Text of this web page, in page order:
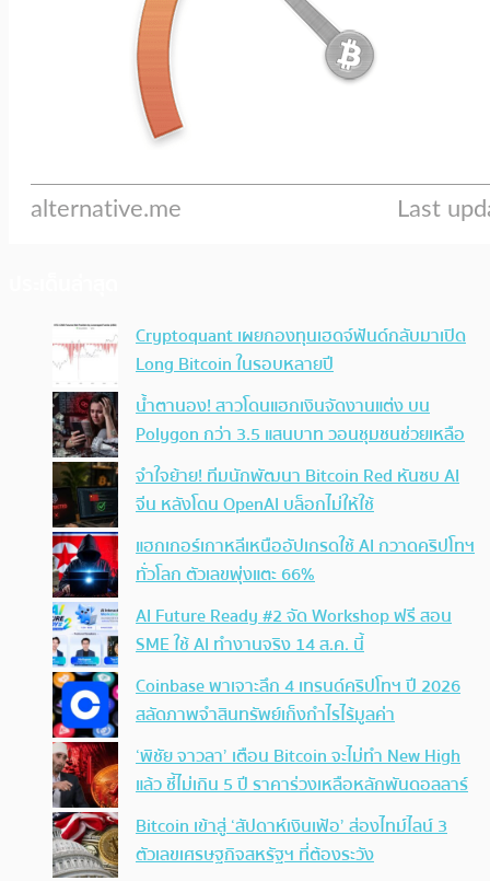
Cryptoquant เผยกองทุนเฮดจ์ฟันด์กลับมาเปิด
Long Bitcoin ในรอบหลายปี
น้ำตานอง! สาวโดนแฮกเงินจัดงานแต่ง บน
Polygon กว่า 3.5 แสนบาท วอนชุมชนช่วยเหลือ
จำใจย้าย! ทีมนักพัฒนา Bitcoin Red หันซบ AI
จีน หลังโดน OpenAI บล็อกไม่ให้ใช้
แฮกเกอร์เกาหลีเหนืออัปเกรดใช้ AI กวาดคริปโทฯ
ทั่วโลก ตัวเลขพุ่งแตะ 66%
AI Future Ready #2 จัด Workshop ฟรี สอน
SME ใช้ AI ทำงานจริง 14 ส.ค. นี้
Coinbase พาเจาะลึก 4 เทรนด์คริปโทฯ ปี 2026
สลัดภาพจำสินทรัพย์เก็งกำไรไร้มูลค่า
‘พิชัย จาวลา’ เตือน Bitcoin จะไม่ทำ New High
แล้ว ชี้ไม่เกิน 5 ปี ราคาร่วงเหลือหลักพันดอลลาร์
Bitcoin เข้าสู่ ‘สัปดาห์เงินเฟ้อ’ ส่องไทม์ไลน์ 3
ตัวเลขเศรษฐกิจสหรัฐฯ ที่ต้องระวัง